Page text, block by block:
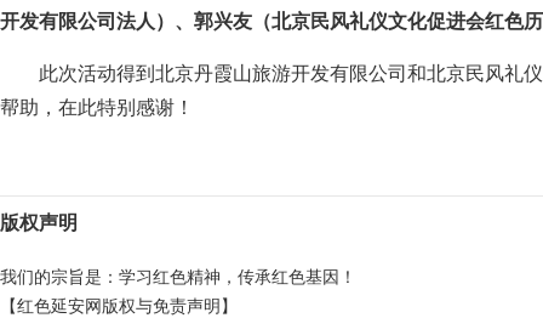
开发有限公司法人）、郭兴友（北京民风礼仪文化促进会红色
此次活动得到北京丹霞山旅游开发有限公司和北京民风礼
帮助，在此特别感谢！
版权声明
我们的宗旨是：学习红色精神，传承红色基因！
【红色延安网版权与免责声明】